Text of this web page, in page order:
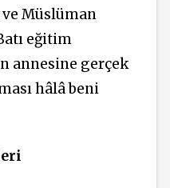
ve Müslüman
eğitim
annesine gerçek
hâlâ beni